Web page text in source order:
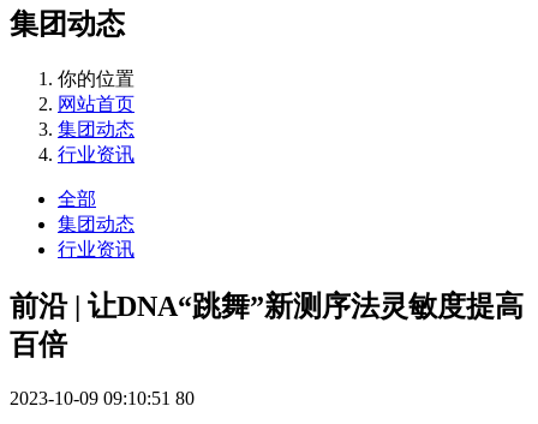
集团动态
你的位置
网站首页
集团动态
行业资讯
全部
集团动态
行业资讯
前沿 | 让DNA“跳舞”新测序法灵敏度提高
百倍
2023-10-09 09:10:51 80